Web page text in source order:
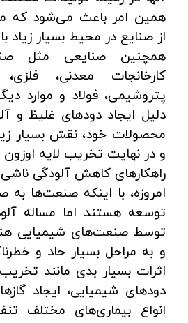
همین امر باعث می‌شود که
از صنایع در محیط بسیار زیاد
همچنین صنایعی مثل
کارخانجات معدنی،
پتروشیمی، فولاد و موارد
دلیل ایجاد دودهای غلیظ و
محصولات خود، نقش بسیار
و در نهایت تخریب لایه اوزون
راهکارهای کاهش آلودگی ناشی
امروزه، با اینکه صنعت‌ها به
توسعه هستند اما مساله
توسط صنعت‌های شیمیایی
و به مراحل بسیار حاد و
اثرات بسیار بدی مانند
دودهای شیمیایی، ایجاد
انواع بیماری‌های مختلف